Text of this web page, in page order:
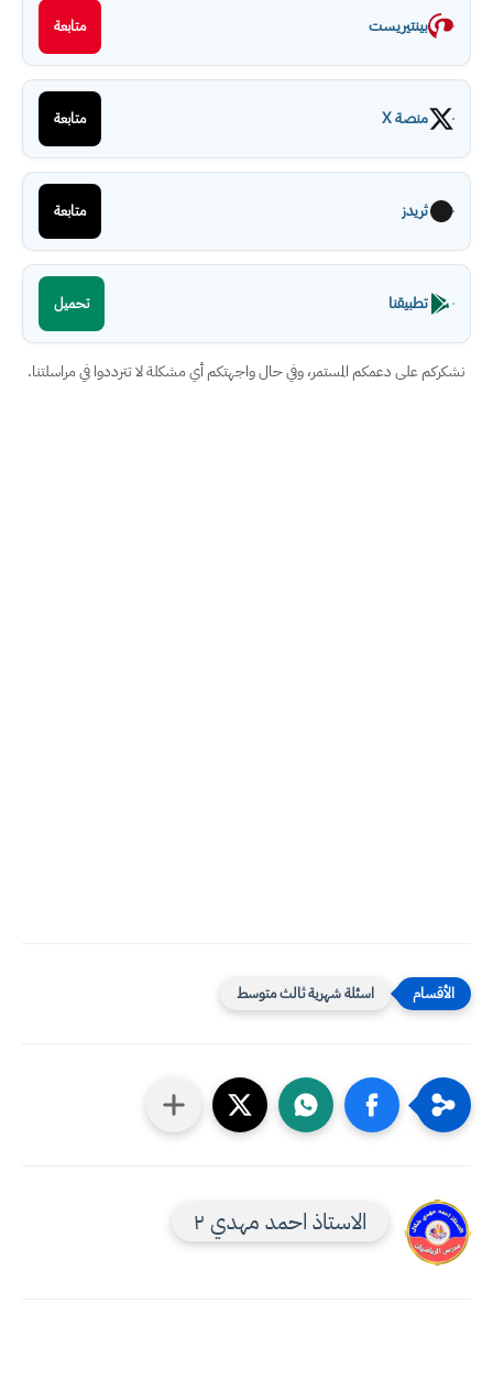
بينتيريست متابعة
منصة X متابعة
ثريدز متابعة
تطبيقنا تحميل
نشكركم على دعمكم المستمر، وفي حال واجهتكم أي مشكلة لا تترددوا في مراسلتنا.
اسئلة شهرية ثالث متوسط
الاستاذ احمد مهدي ٢